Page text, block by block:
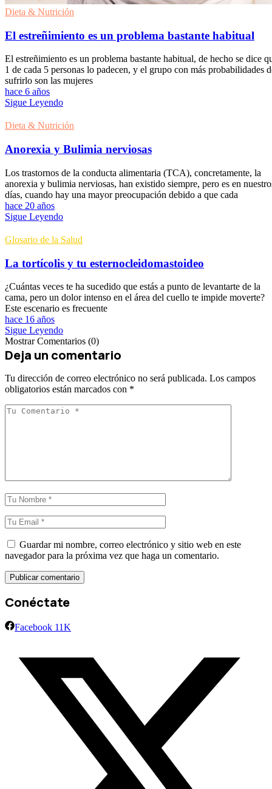
Dieta & Nutrición
El estreñimiento es un problema bastante habitual
El estreñimiento es un problema bastante habitual, de hecho se dice
1 de cada 5 personas lo padecen, y el grupo con más probabilidades
sufrirlo son las mujeres
hace 6 años
Sigue Leyendo
Dieta & Nutrición
Anorexia y Bulimia nerviosas
Los trastornos de la conducta alimentaria (TCA), concretamente, la
anorexia y bulimia nerviosas, han existido siempre, pero es en
días, cuando hay una mayor preocupación debido a que cada
hace 20 años
Sigue Leyendo
Glosario de la Salud
La tortícolis y tu esternocleidomastoideo
¿Cuántas veces te ha sucedido que estás a punto de levantarte de la
cama, pero un dolor intenso en el área del cuello te impide moverte?
Este escenario es frecuente
hace 16 años
Sigue Leyendo
Mostrar Comentarios (0)
Deja un comentario
Tu dirección de correo electrónico no será publicada. Los campos
obligatorios están marcados con *
Guardar mi nombre, correo electrónico y sitio web en este
navegador para la próxima vez que haga un comentario.
Conéctate
Facebook 11K